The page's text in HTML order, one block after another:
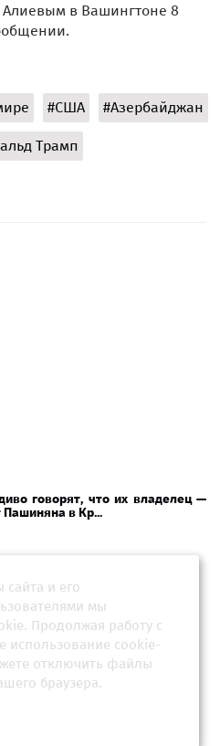
в Вашингтоне 8
#США #Азербайджан
Трамп
говорят, что их владелец —
Пашиняна в Кр...
и его
мы
Продолжая работу с
использование cookie-
отключить файлы
браузера.